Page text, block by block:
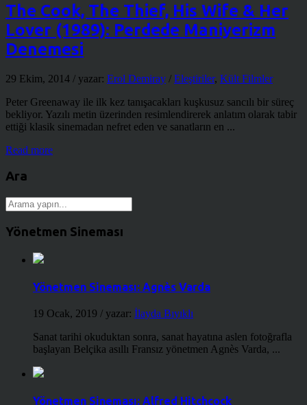
The Cook, The Thief, His Wife & Her
Lover (1989): Perdede Maniyerizm
Denemesi
29 Ekim, 2014 / yazar: Erol Demiray / Eleştiriler, Kült Filmler
Peter Greenaway ile ilk kez tanışacakları kuşkusuz sancılı bir süreç
bekliyor. Yazılı metin üzerinden resimlendirerek anlatım olarak tabir
ettiği klasik sinemadan nefret eden ve sanatların en ...
Read more
Ara
Yönetmen Sineması
Yönetmen Sineması: Agnès Varda
19 Ocak, 2019 / yazar: İlayda Bıyıklı
Sanat tarihi okuduktan sonra, sanat hayatına aslen fotoğrafla
başlayan Belçika asıllı Fransız yönetmen Agnès Varda, ...
Yönetmen Sineması: Alfred Hitchcock